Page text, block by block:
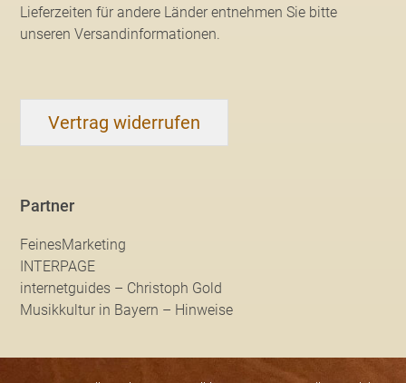
Lieferzeiten für andere Länder entnehmen Sie bitte
unseren Versandinformationen.
Vertrag widerrufen
Partner
FeinesMarketing
INTERPAGE
internetguides – Christoph Gold
Musikkultur in Bayern – Hinweise